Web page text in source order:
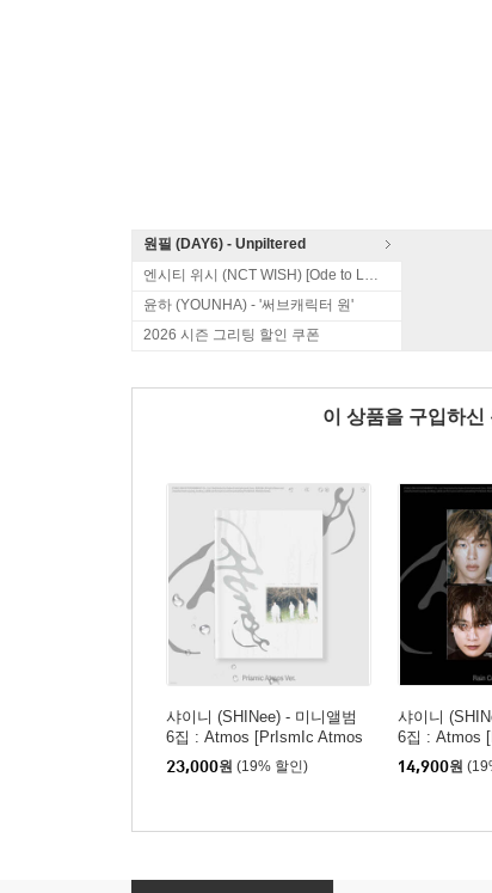
원필 (DAY6) - Unpiltered
엔시티 위시 (NCT WISH) [Ode to Love]
윤하 (YOUNHA) - '써브캐릭터 원'
2026 시즌 그리팅 할인 쿠폰
이 상품을 구입하신
샤이니 (SHINee) - 미니앨범
6집 : Atmos [PrIsmIc Atmos
Ver.]
23,000원 (19% 할인)
샤이니
6집 : Atmos
Ver.][MINHO]
14,900원